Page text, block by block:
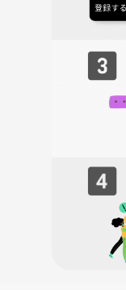
受け付けていません。
・20代後半の方は、メ
＜当日の流れ目安 （
[別企画] 12:00-13:00 外
https://tunagate.com/
・希望者で春日部ラン